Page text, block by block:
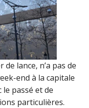
lance, n’a pas de
end à la capitale
passé et de
particulières.